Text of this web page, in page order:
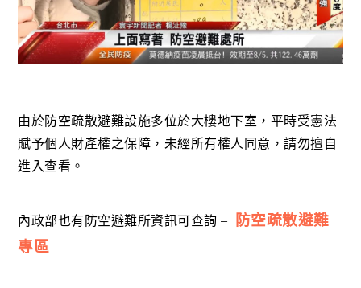
由於防空疏散避難設施多位於大樓地下室，平時受憲法
賦予個人財產權之保障，未經所有權人同意，請勿擅自
進入查看。
內政部也有防空避難所資訊可查詢 – 防空疏散避難
專區